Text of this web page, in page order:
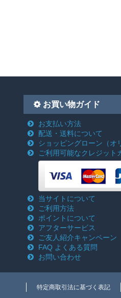
お買い物ガイド
お支払い方法
配送・送料について
ショッピングローン （
ご利用可能なクレジット
当サイトについて
ご利用方法
ポイントについて
アフターサービス
ご友人紹介キャンペーン
FAQ よくある質問
お問い合わせ
特定商取引法に基づく表記